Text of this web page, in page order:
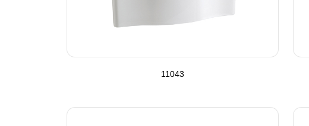
11043